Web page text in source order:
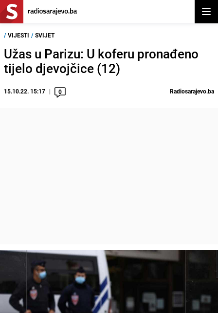
/ VIJESTI / SVIJET
Užas u Parizu: U koferu pronađeno
tijelo djevojčice (12)
15.10.22. 15:17 0 Radiosarajevo.ba